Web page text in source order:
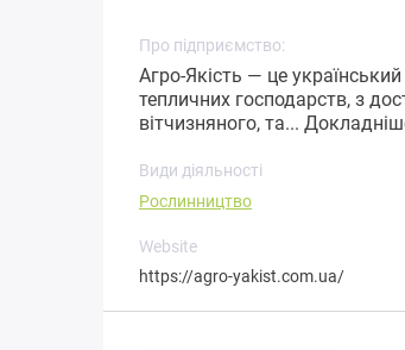
Про підприємство:
Агро-Якість — це
тепличних господарств, з
вітчизняного, та...
Види діяльності
Рослинництво
Website
https://agro-yakist.com.ua/